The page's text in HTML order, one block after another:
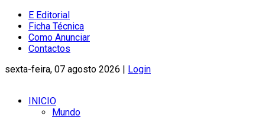
E Editorial
Ficha Técnica
Como Anunciar
Contactos
sexta-feira, 07 agosto 2026 | Login
INICIO
Mundo